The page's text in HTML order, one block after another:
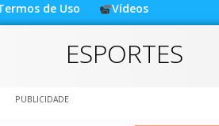
de Uso Vídeos
ESPORTES
PUBLICIDADE